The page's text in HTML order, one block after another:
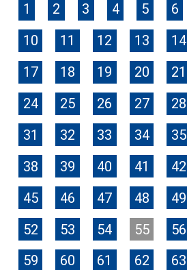
1 2 3 4 5 6
10
11 12 13 14
17
18 19 20 21
24
25 26 27 28
31
32 33 34 35
38
39 40 41 42
45
46 47 48 49
52
53 54 55 56
59
60 61 62 63